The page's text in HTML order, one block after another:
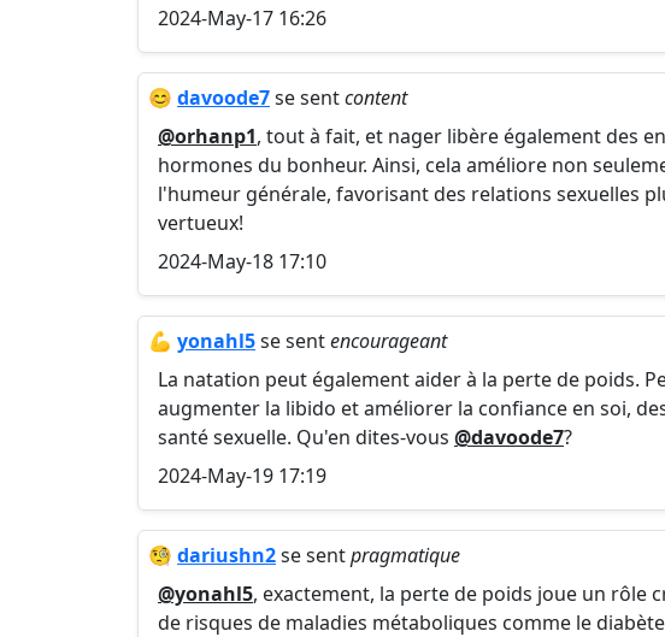
2024-May-17 16:26
😊 davoode7se sentcontent
@orhanp1, tout à fait, et nager libère également des
hormones du bonheur. Ainsi, cela améliore non
l'humeur générale, favorisant des relations sexuelles
vertueux!
2024-May-18 17:10
💪 yonahl5se sentencourageant
La natation peut également aider à la perte de poids.
augmenter la libido et améliorer la confiance en soi,
santé sexuelle. Qu'en dites-vous @davoode7?
2024-May-19 17:19
🧐 dariushn2se sentpragmatique
@yonahl5, exactement, la perte de poids joue un rôle
de risques de maladies métaboliques comme le